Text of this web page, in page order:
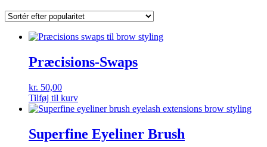
Præcisions-Swaps
kr. 50,00
Tilføj til kurv
Superfine Eyeliner Brush